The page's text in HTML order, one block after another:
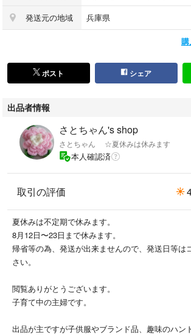
発送元の地域 兵庫県
ポスト シェア
出品者情報
さとちゃん's shop
さとちゃん ☆夏休みは休みます
本人確認済
取引の評価
夏休みは不定期で休みます。
8月12日〜23日まで休みます。
帰省等の為、発送が出来ませんので、発送日等は
さい。
閲覧ありがとうございます。
子育て中の主婦です。
出品が主ですが子供服やブランド品、趣味のハン